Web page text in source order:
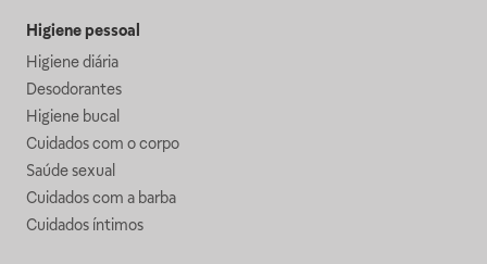
Higiene pessoal
Higiene diária
Desodorantes
Higiene bucal
Cuidados com o corpo
Saúde sexual
Cuidados com a barba
Cuidados íntimos